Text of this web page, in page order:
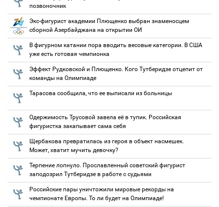
позвоночник
Экс-фигурист академии Плющенко выбран знаменосцем
сборной Азербайджана на открытии ОИ
В фигурном катании пора вводить весовые категории. В США
уже есть готовая чемпионка
Эффект Рудковской и Плющенко. Кого Тутберидзе отцепит от
команды на Олимпиаде
Тарасова сообщила, что ее выписали из больницы
Одержимость Трусовой завела её в тупик. Российская
фигуристка закапывает сама себя
Щербакова превратилась из героя в объект насмешек.
Может, хватит мучить девочку?
Терпение лопнуло. Прославленный советский фигурист
заподозрил Тутберидзе в работе с судьями
Российские пары уничтожили мировые рекорды на
чемпионате Европы. То ли будет на Олимпиаде!